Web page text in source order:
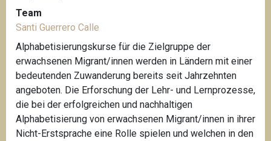
Team
Santi Guerrero Calle
Alphabetisierungskurse für die Zielgruppe der
erwachsenen Migrant/innen werden in Ländern mit einer
bedeutenden Zuwanderung bereits seit Jahrzehnten
angeboten. Die Erforschung der Lehr- und Lernprozesse,
die bei der erfolgreichen und nachhaltigen
Alphabetisierung von erwachsenen Migrant/innen in ihrer
Nicht-Erstsprache eine Rolle spielen und welchen in den